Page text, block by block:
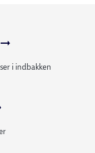
i indbakken